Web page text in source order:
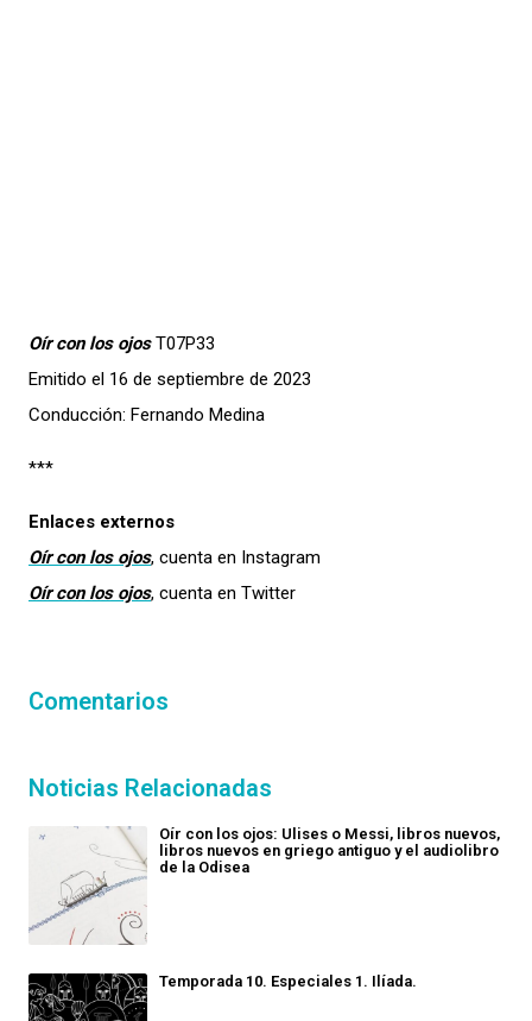
Oír con los ojosT07P33
Emitido el 16 de septiembre de 2023
Conducción: Fernando Medina
***
Enlaces externos
Oír con los ojos, cuenta en Instagram
Oír con los ojos, cuenta en Twitter
Comentarios
Noticias Relacionadas
Oír con los ojos: Ulises o Messi, libros nuevos,
libros nuevos en griego antiguo y el audiolibro
de la Odisea
Temporada 10. Especiales 1. Ilíada.